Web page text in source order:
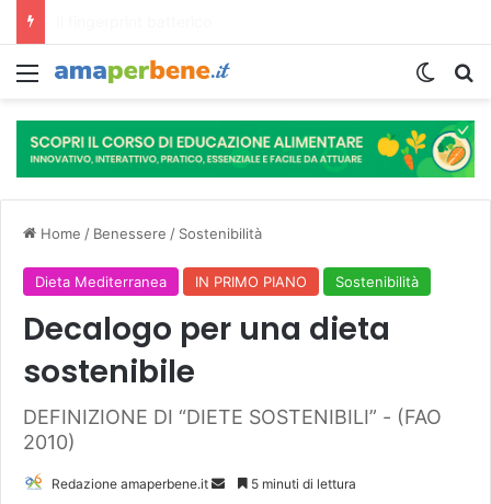
Menu
Home / Benessere / Sostenibilità
Dieta Mediterranea IN PRIMO PIANO Sostenibilità
Decalogo per una dieta
sostenibile
DEFINIZIONE DI “DIETE SOSTENIBILI” - (FAO
2010)
Redazione amaperbene.it 5 minuti di lettura